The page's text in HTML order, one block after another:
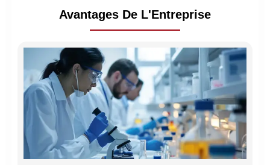
Avantages De L'Entreprise